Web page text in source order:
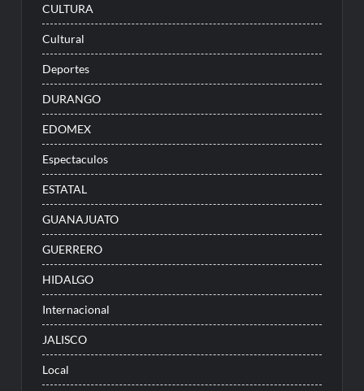
CULTURA
Cultural
Deportes
DURANGO
EDOMEX
Espectaculos
ESTATAL
GUANAJUATO
GUERRERO
HIDALGO
Internacional
JALISCO
Local